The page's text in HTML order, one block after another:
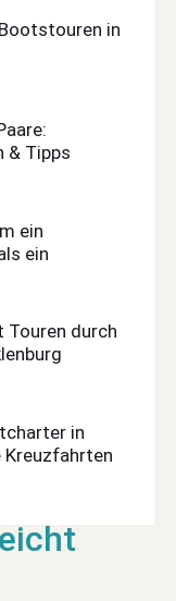
in
& Tipps
ein
ein
Touren durch
in
Kreuzfahrten